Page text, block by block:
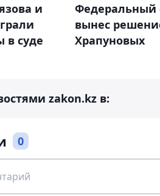
и
в суде
Федеральный
вынес
Храпуновых
zakon.kz в:
0